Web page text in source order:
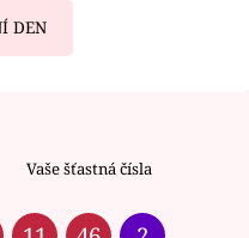
DEN
Vaše šťastná čísla